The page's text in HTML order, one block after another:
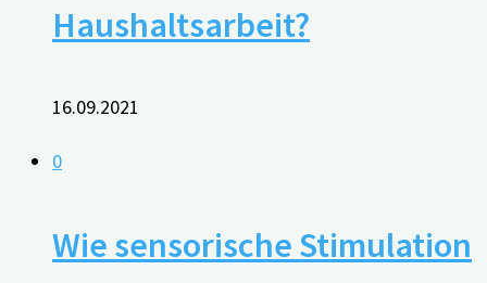
Haushaltsarbeit?
16.09.2021
0
Wie sensorische Stimulation